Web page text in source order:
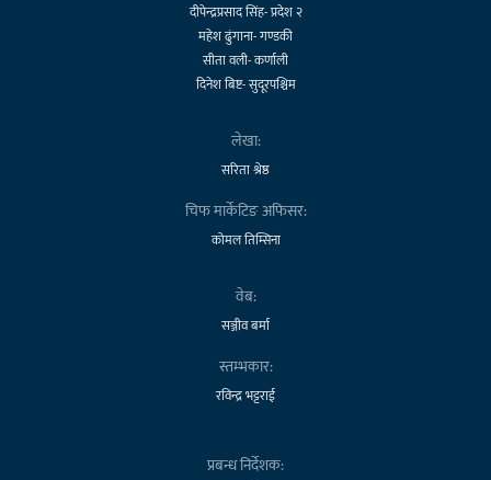
दीपेन्द्रप्रसाद सिंह- प्रदेश २
महेश ढुंगाना- गण्डकी
सीता वली- कर्णाली
दिनेश बिष्ट- सुदूरपश्चिम
लेखा:
सरिता श्रेष्ठ
चिफ मार्केटिङ अफिसर:
कोमल तिम्सिना
वेब:
सञ्जीव बर्मा
स्तम्भकार:
रविन्द्र भट्टराई
प्रबन्ध निर्देशक: